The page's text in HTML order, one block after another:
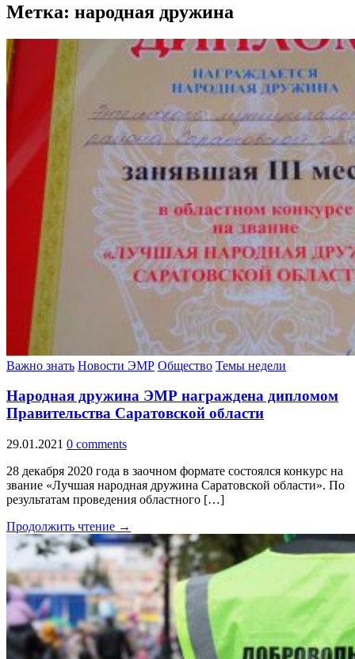
Метка: народная дружина
Важно знать Новости ЭМР Общество Темы недели
Народная дружина ЭМР награждена дипломом
Правительства Саратовской области
29.01.2021 0 comments
28 декабря 2020 года в заочном формате состоялся конкурс на
звание «Лучшая народная дружина Саратовской области». По
результатам проведения областного […]
Продолжить чтение →